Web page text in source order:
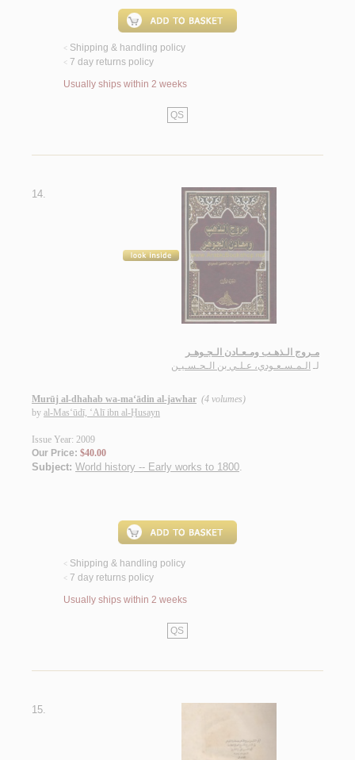
< Shipping & handling policy
< 7 day returns policy
Usually ships within 2 weeks
QS
14.
مـروج الـذهـب ومـعـادن الـجـوهـر
لـ الـمـسـعـودي، عـلـي بن الـحـسـيـن
Murūj al-dhahab wa-ma‘ādin al-jawhar (4 volumes)
by al-Mas‘ūdī, ‘Alī ibn al-Ḥusayn
Issue Year: 2009
Our Price: $40.00
Subject: World history -- Early works to 1800.
< Shipping & handling policy
< 7 day returns policy
Usually ships within 2 weeks
QS
15.